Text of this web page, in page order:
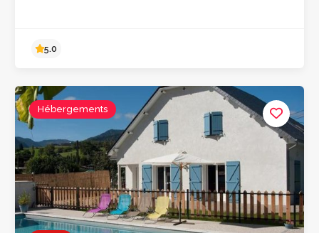
Hébergements